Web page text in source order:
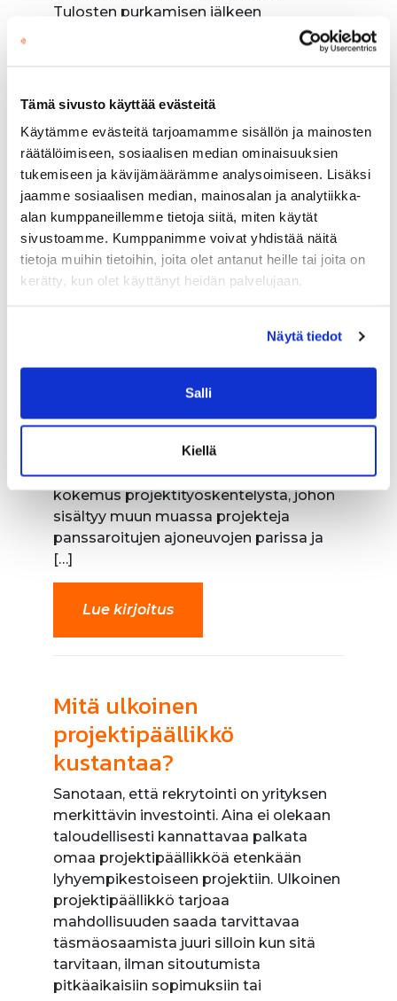
Tämä sivusto käyttää evästeitä
Käytämme evästeitä tarjoamamme sisällön ja mainosten
räätälöimiseen, sosiaalisen median ominaisuuksien
tukemiseen ja kävijämäärämme analysoimiseen. Lisäksi
jaamme sosiaalisen median, mainosalan ja analytiikka-
alan kumppaneillemme tietoja siitä, miten käytät
sivustoamme. Kumppanimme voivat yhdistää näitä
tietoja muihin tietoihin, joita olet antanut heille tai joita on
kerätty, kun olet käyttänyt heidän palvelujaan.
Näytä tiedot
Salli
Kiellä
Tulosten purkamisen jälkeen
suuntasimme Tampereelle Vapriikki-
Lue kirjoitus
Tervetuloa Senior Project
Manager Karo Larres!
Sematin osaaminen vahvistui jälleen,
kun Senior Project Manager Karo Larres
Karo on tuotantotalouden insinööri ja
on täydentänyt osaamistaan Executive
MBA -tutkinnolla. Koulutustausta on
ja projektijohtamisen
kokonaisvaltaiseen ymmärtämiseen.
Lisäksi Karolla on noin 25 vuoden
kokemus projektityöskentelystä, johon
sisältyy muun muassa projekteja
panssaroitujen ajoneuvojen parissa ja
[…]
Lue kirjoitus
Mitä ulkoinen
projektipäällikkö
kustantaa?
Sanotaan, että rekrytointi on yrityksen
merkittävin investointi. Aina ei olekaan
taloudellisesti kannattavaa palkata
omaa projektipäällikköä etenkään
lyhyempikestoiseen projektiin. Ulkoinen
projektipäällikkö tarjoaa
mahdollisuuden saada tarvittavaa
täsmäosaamista juuri silloin kun sitä
tarvitaan, ilman sitoutumista
pitkäaikaisiin sopimuksiin tai